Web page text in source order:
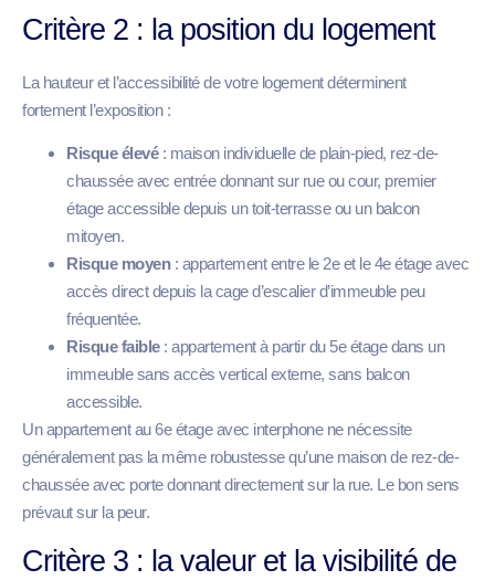
Critère 2 : la position du logement
La hauteur et l’accessibilité de votre logement déterminent
fortement l’exposition :
Risque élevé: maison individuelle de plain-pied, rez-de-
chaussée avec entrée donnant sur rue ou cour, premier
étage accessible depuis un toit-terrasse ou un balcon
mitoyen.
Risque moyen: appartement entre le 2e et le 4e étage avec
accès direct depuis la cage d’escalier d’immeuble peu
fréquentée.
Risque faible: appartement à partir du 5e étage dans un
immeuble sans accès vertical externe, sans balcon
accessible.
Un appartement au 6e étage avec interphone ne nécessite
généralement pas la même robustesse qu’une maison de rez-de-
chaussée avec porte donnant directement sur la rue. Le bon sens
prévaut sur la peur.
Critère 3 : la valeur et la visibilité de